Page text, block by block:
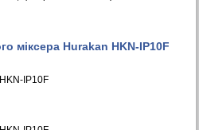
міксера Hurakan HKN-IP10F